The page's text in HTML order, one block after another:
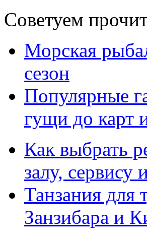
Советуем
Морская
сезон
Популярные
гущи до карт
Как выбрать
залу, сервису
Танзания для
Занзибара и